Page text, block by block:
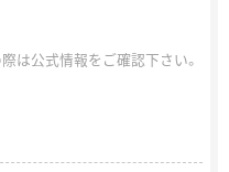
は公式情報をご確認下さい。